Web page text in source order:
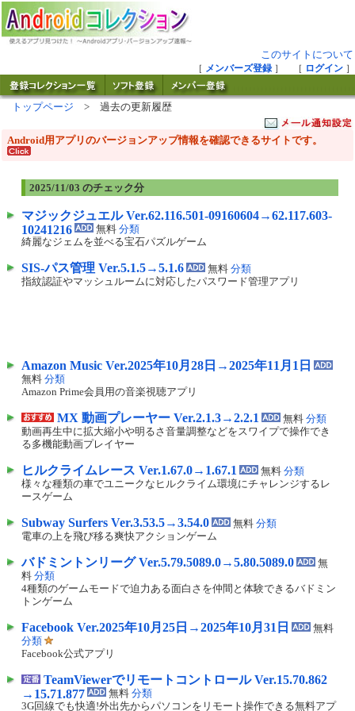
このサイトについて
［ メンバーズ登録］ ［ ログイン ］
トップページ > 過去の更新履歴
Android用アプリのバージョンアップ情報を確認できるサイトです。
2025/11/03 のチェック分
マジックジュエル Ver.62.116.501-09160604→62.117.603-
10241216 無料 分類
綺麗なジェムを並べる宝石パズルゲーム
SIS-パス管理 Ver.5.1.5→5.1.6 無料 分類
指紋認証やマッシュルームに対応したパスワード管理アプリ
Amazon Music Ver.2025年10月28日→2025年11月1日
無料 分類
Amazon Prime会員用の音楽視聴アプリ
MX 動画プレーヤー Ver.2.1.3→2.2.1 無料 分類
動画再生中に拡大縮小や明るさ音量調整などをスワイプで操作でき
る多機能動画プレイヤー
ヒルクライムレース Ver.1.67.0→1.67.1 無料 分類
様々な種類の車でユニークなヒルクライム環境にチャレンジするレ
ースゲーム
Subway Surfers Ver.3.53.5→3.54.0 無料 分類
電車の上を飛び移る爽快アクションゲーム
バドミントンリーグ Ver.5.79.5089.0→5.80.5089.0
無
料 分類
4種類のゲームモードで迫力ある面白さを仲間と体験できるバドミン
トンゲーム
Facebook Ver.2025年10月25日→2025年10月31日
無料
分類
Facebook公式アプリ
TeamViewerでリモートコントロール Ver.15.70.862
→15.71.877 無料 分類
3G回線でも快適!外出先からパソコンをリモート操作できる無料アプ